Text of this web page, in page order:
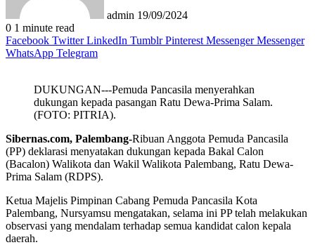
admin 19/09/2024
0 1 minute read
Facebook Twitter LinkedIn Tumblr Pinterest Messenger Messenger
WhatsApp Telegram
DUKUNGAN---Pemuda Pancasila menyerahkan
dukungan kepada pasangan Ratu Dewa-Prima Salam.
(FOTO: PITRIA).
Sibernas.com, Palembang-Ribuan Anggota Pemuda Pancasila
(PP) deklarasi menyatakan dukungan kepada Bakal Calon
(Bacalon) Walikota dan Wakil Walikota Palembang, Ratu Dewa-
Prima Salam (RDPS).
Ketua Majelis Pimpinan Cabang Pemuda Pancasila Kota
Palembang, Nursyamsu mengatakan, selama ini PP telah melakukan
observasi yang mendalam terhadap semua kandidat calon kepala
daerah.